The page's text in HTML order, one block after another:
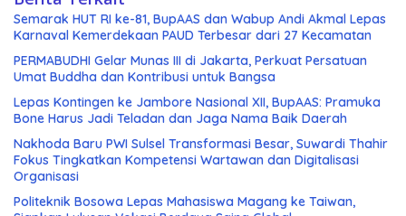
Semarak HUT RI ke-81, BupAAS dan Wabup Andi Akmal Lepas
Karnaval Kemerdekaan PAUD Terbesar dari 27 Kecamatan
PERMABUDHI Gelar Munas III di Jakarta, Perkuat Persatuan
Umat Buddha dan Kontribusi untuk Bangsa
Lepas Kontingen ke Jambore Nasional XII, BupAAS: Pramuka
Bone Harus Jadi Teladan dan Jaga Nama Baik Daerah
Nakhoda Baru PWI Sulsel Transformasi Besar, Suwardi Thahir
Fokus Tingkatkan Kompetensi Wartawan dan Digitalisasi
Organisasi
Politeknik Bosowa Lepas Mahasiswa Magang ke Taiwan,